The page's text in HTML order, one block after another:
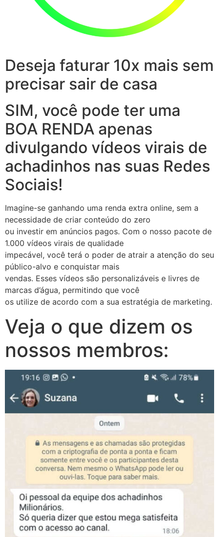
Deseja faturar 10x mais sem
precisar sair de casa
SIM, você pode ter uma
BOA RENDA apenas
divulgando vídeos virais de
achadinhos nas suas Redes
Sociais!
Imagine-se ganhando uma renda extra online, sem a
necessidade de criar conteúdo do zero
ou investir em anúncios pagos. Com o nosso pacote de
1.000 vídeos virais de qualidade
impecável, você terá o poder de atrair a atenção do seu
público-alvo e conquistar mais
vendas. Esses vídeos são personalizáveis e livres de
marcas d’água, permitindo que você
os utilize de acordo com a sua estratégia de marketing.
Veja o que dizem os
nossos membros: